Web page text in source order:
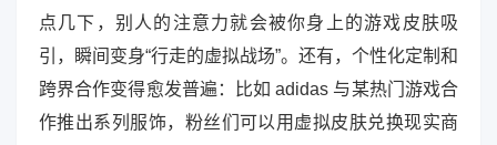
点几下，别人的注意力就会被你身上的游戏皮肤吸
引，瞬间变身“行走的虚拟战场”。还有，个性化定制和
跨界合作变得愈发普遍：比如 adidas 与某热门游戏合
作推出系列服饰，粉丝们可以用虚拟皮肤兑换现实商